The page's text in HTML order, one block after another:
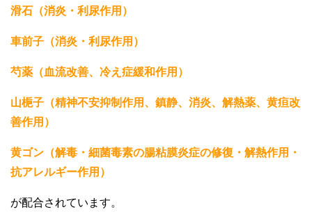
滑石（消炎・利尿作用）
車前子（消炎・利尿作用）
芍薬（血流改善、冷え症緩和作用）
山梔子（精神不安抑制作用、鎮静、消炎、解熱薬、黄疸改
善作用）
黄ゴン（解毒・細菌毒素の腸粘膜炎症の修復・解熱作用・
抗アレルギー作用）
が配合されています。